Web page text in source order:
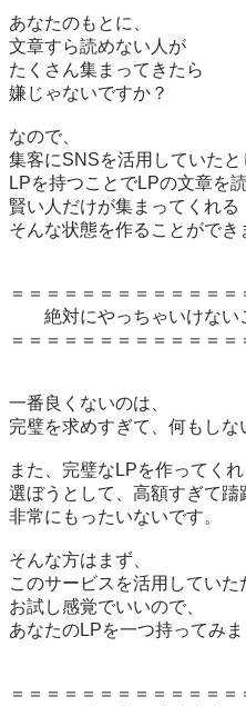
あなたのもとに、
文章すら読めない人が
たくさん集まってきたら
嫌じゃないですか？
なので、
集客にSNSを活用していたと
LPを持つことでLPの文章を
賢い人だけが集まってくれる
そんな状態を作ることができ
＝＝＝＝＝＝＝＝＝＝＝＝＝
絶対にやっちゃいけない
＝＝＝＝＝＝＝＝＝＝＝＝＝
一番良くないのは、
完璧を求めすぎて、何もしな
また、完璧なLPを作ってく
選ぼうとして、高額すぎて躊
非常にもったいないです。
そんな方はまず、
このサービスを活用していた
お試し感覚でいいので、
あなたのLPを一つ持ってみま
＝＝＝＝＝＝＝＝＝＝＝＝＝